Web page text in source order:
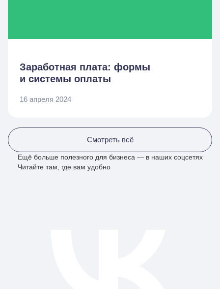
Заработная плата: формы
и системы оплаты
16 апреля 2024
Смотреть всё
Ещё больше полезного для бизнеса — в наших соцсетях
Читайте там, где вам удобно